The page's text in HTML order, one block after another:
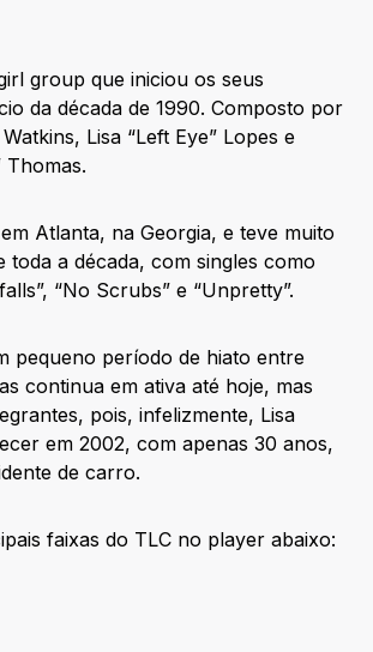
group que iniciou os seus
da década de 1990. Composto por
Lisa “Left Eye” Lopes e
Thomas.
Atlanta, na Georgia, e teve muito
toda a década, com singles como
“No Scrubs” e “Unpretty”.
pequeno período de hiato entre
continua em ativa até hoje, mas
pois, infelizmente, Lisa
em 2002, com apenas 30 anos,
de carro.
faixas do TLC no player abaixo: